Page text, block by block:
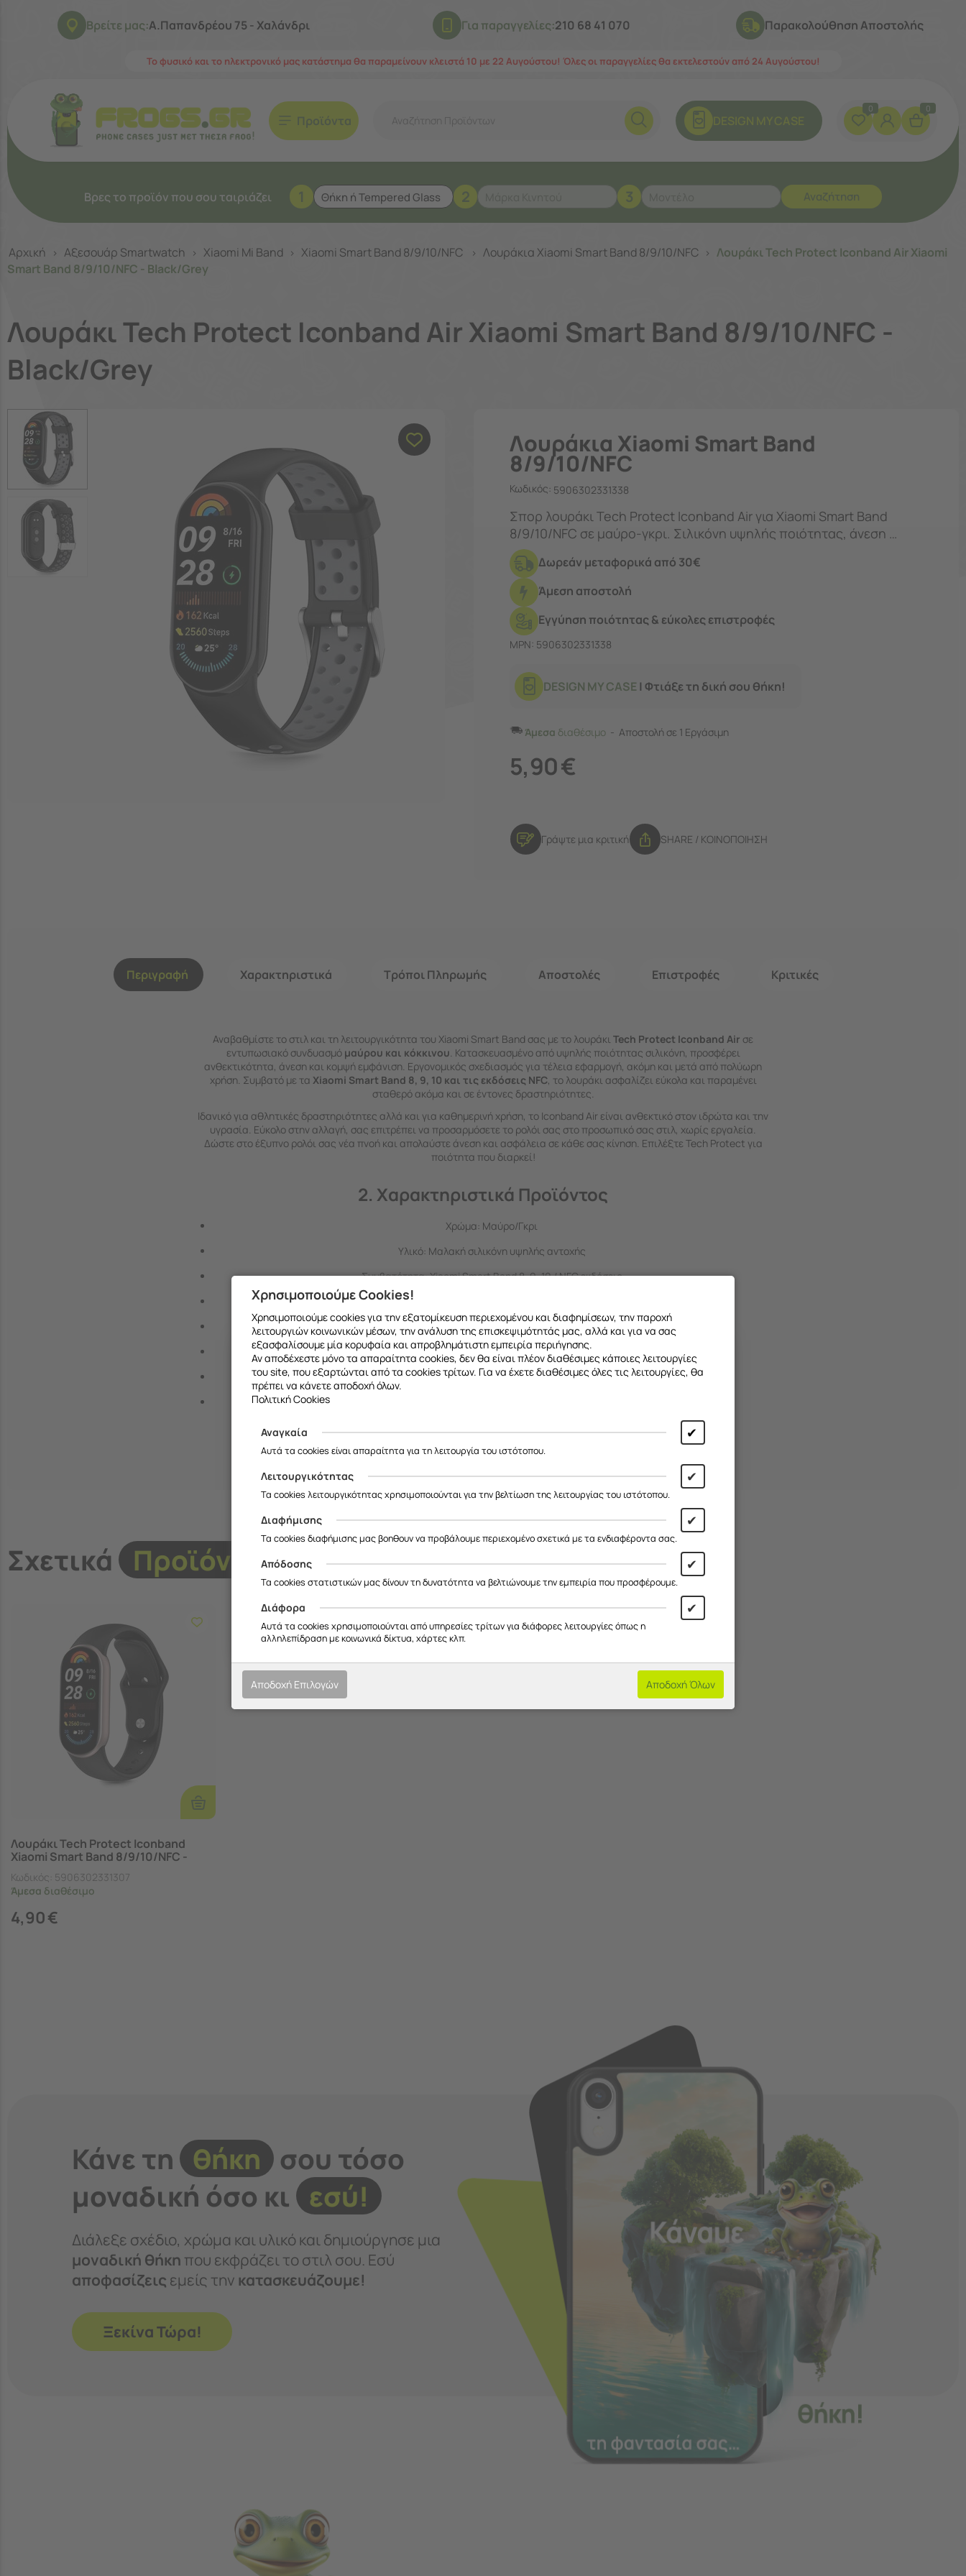
Βρείτε μας:Α.Παπανδρέου 75 - Χαλάνδρι Για παραγγελίες:210 68 41 070 Παρακολούθηση Αποστολής
Το φυσικό και το ηλεκτρονικό μας κατάστημα θα παραμείνουν κλειστά 10 με 22 Αυγούστου! Όλες οι παραγγελίες θα εκτελεστούν από 24 Αυγούστου!
Προϊόντα DESIGN ΜY CASE
0 0
Βρες το προϊόν που σου ταιριάζει 1 2 3 Αναζήτηση
Αρχική > Αξεσουάρ Smartwatch > Xiaomi Mi Band > Xiaomi Smart Band 8/9/10/NFC > Λουράκια Xiaomi Smart Band 8/9/10/NFC > Λουράκι Tech Protect Iconband Air Xiaomi
Smart Band 8/9/10/NFC - Black/Grey
Λουράκι Tech Protect Iconband Air Xiaomi Smart Band 8/9/10/NFC -
Black/Grey
Λουράκια Xiaomi Smart Band
8/9/10/NFC
Κωδικός: 5906302331338
Σπορ λουράκι Tech Protect Iconband Air για Xiaomi Smart Band
8/9/10/NFC σε μαύρο-γκρι. Σιλικόνη υψηλής ποιότητας, άνεση &
στυλ καθημερινά.
Δωρεάν μεταφορικά από 30€
Άμεση αποστολή
Εγγύηση ποιότητας & εύκολες επιστροφές
MPN: 5906302331338
DESIGN MY CASE | Φτιάξε τη δική σου θήκη!
Άμεσα διαθέσιμο Αποστολή σε 1 Εργάσιμη
5,90€
Γράψτε μια κριτική SHARE / ΚΟΙΝΟΠΟΙΗΣΗ
Περιγραφή Χαρακτηριστικά Τρόποι Πληρωμής Αποστολές Επιστροφές Κριτικές
Αναβαθμίστε το στιλ και τη λειτουργικότητα του Xiaomi Smart Band σας με το λουράκι Tech Protect Iconband Air σε
εντυπωσιακό συνδυασμό μαύρου και κόκκινου. Κατασκευασμένο από υψηλής ποιότητας σιλικόνη, προσφέρει
ανθεκτικότητα, άνεση και κομψή εμφάνιση. Εργονομικός σχεδιασμός για τέλεια εφαρμογή, ακόμη και μετά από πολύωρη
χρήση. Συμβατό με τα Xiaomi Smart Band 8, 9, 10 και τις εκδόσεις NFC, το λουράκι ασφαλίζει εύκολα και παραμένει
σταθερό ακόμα και σε έντονες δραστηριότητες.
Ιδανικό για αθλητικές δραστηριότητες αλλά και για καθημερινή χρήση, το Iconband Air είναι ανθεκτικό στον ιδρώτα και την
υγρασία. Εύκολο στην αλλαγή, σας επιτρέπει να προσαρμόσετε το ρολόι σας στο προσωπικό σας στιλ, χωρίς εργαλεία.
Δώστε στο έξυπνο ρολόι σας νέα πνοή και απολαύστε άνεση και ασφάλεια σε κάθε σας κίνηση. Επιλέξτε Tech Protect για
ποιότητα που διαρκεί!
2. Χαρακτηριστικά Προϊόντος
Χρώμα: Μαύρο/Γκρι
Υλικό: Μαλακή σιλικόνη υψηλής αντοχής
Συμβατότητα: Xiaomi Smart Band 8, 9, 10 / NFC εκδόσεις
Εργονομική σχεδίαση για άνετη χρήση
Αντοχή στον ιδρώτα και την υγρασία
Ρυθμιζόμενο μέγεθος για τέλεια εφαρμογή
Εύκολη αντικατάσταση χωρίς εργαλεία
Σχετικά Προϊόντα
Προσθήκη
Στο
Καλάθι
Λουράκι Tech Protect Iconband
Xiaomi Smart Band 8/9/10/NFC -
Black
Κωδικός: 5906302331307
Άμεσα διαθέσιμο
4,90€
Κάνε τη θήκη σου τόσο
μοναδική όσο κι εσύ!
Διάλεξε σχέδιο, χρώμα και υλικό και δημιούργησε μια
μοναδική θήκη που εκφράζει το στιλ σου. Εσύ
αποφασίζεις εμείς την κατασκευάζουμε!
Ξεκίνα Τώρα!
Χρησιμοποιούμε Cookies!
Χρησιμοποιούμε cookies για την εξατομίκευση περιεχομένου και διαφημίσεων, την παροχή
λειτουργιών κοινωνικών μέσων, την ανάλυση της επισκεψιμότητάς μας, αλλά και για να σας
εξασφαλίσουμε μία κορυφαία και απροβλημάτιστη εμπειρία περιήγησης.
Αν αποδέχεστε μόνο τα απαραίτητα cookies, δεν θα είναι πλέον διαθέσιμες κάποιες λειτουργίες
του site, που εξαρτώνται από τα cookies τρίτων. Για να έχετε διαθέσιμες όλες τις λειτουργίες, θα
πρέπει να κάνετε αποδοχή όλων.
Πολιτική Cookies
Αναγκαία ✔
Αυτά τα cookies είναι απαραίτητα για τη λειτουργία του ιστότοπου.
Λειτουργικότητας ✔
Τα cookies λειτουργικότητας χρησιμοποιούνται για την βελτίωση της λειτουργίας του ιστότοπου.
Διαφήμισης ✔
Τα cookies διαφήμισης μας βοηθουν να προβάλουμε περιεχομένο σχετικά με τα ενδιαφέροντα σας.
Απόδοσης ✔
Τα cookies στατιστικών μας δίνουν τη δυνατότητα να βελτιώνουμε την εμπειρία που προσφέρουμε.
Διάφορα ✔
Αυτά τα cookies χρησιμοποιούνται από υπηρεσίες τρίτων για διάφορες λειτουργίες όπως η
αλληλεπίδραση με κοινωνικά δίκτυα, χάρτες κλπ.
Αποδοχή Επιλογών Αποδοχή Όλων